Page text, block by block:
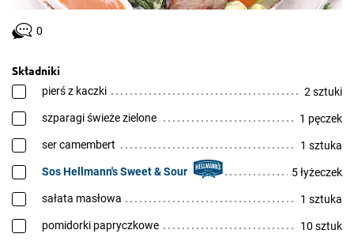
0
Składniki
pierś z kaczki 2 sztuki
szparagi świeże zielone 1 pęczek
ser camembert 1 sztuka
Sos Hellmann's Sweet & Sour 5 łyżeczek
sałata masłowa 1 sztuka
pomidorki papryczkowe 10 sztuk